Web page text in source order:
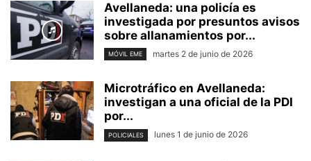
Avellaneda: una policía es
investigada por presuntos avisos
sobre allanamientos por...
MÓVIL EME martes 2 de junio de 2026
Microtráfico en Avellaneda:
investigan a una oficial de la PDI
por...
POLICIALES lunes 1 de junio de 2026